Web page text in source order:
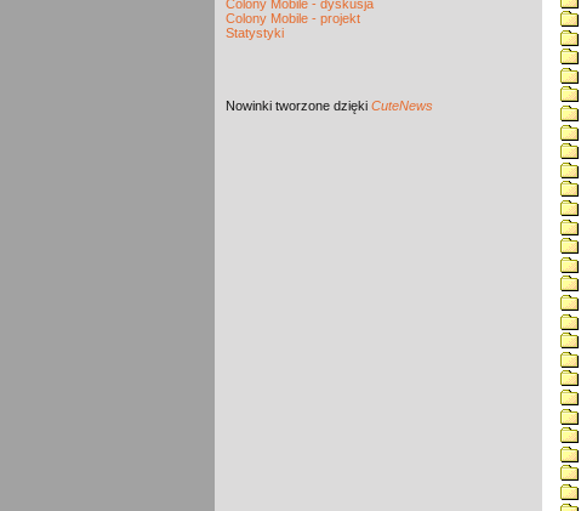
Colony Mobile - dyskusja
Colony Mobile - projekt
Statystyki
Nowinki tworzone dzięki CuteNews